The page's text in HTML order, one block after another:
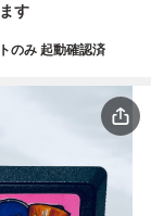
す
のみ 起動確認済